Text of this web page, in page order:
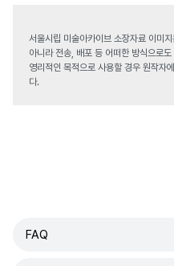
서울시립 미술아카이브 소장자료 이미
아니라 전송, 배포 등 어떠한 방식으로도
영리적인 목적으로 사용할 경우 원작자
다.
FAQ